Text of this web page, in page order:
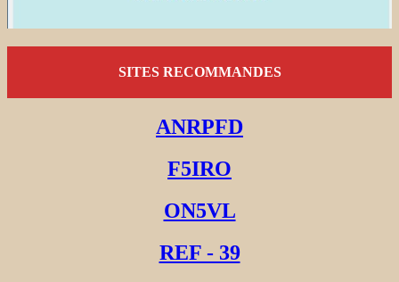
SITES RECOMMANDES
ANRPFD
F5IRO
ON5VL
REF - 39